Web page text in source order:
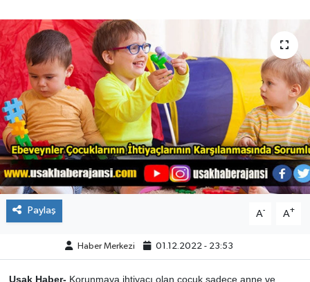
Paylaş A- A+
Haber Merkezi 01.12.2022 - 23:53
Uşak Haber-Korunmaya ihtiyacı olan çocuk sadece anne ve
EKONOMİ
EĞİTİM
ÇEVRE
DÜNYA
HABERDE İNSAN
BİLİM VE TEKNOLOJİ
Son Dakika Haberleri
Haber Arşivi